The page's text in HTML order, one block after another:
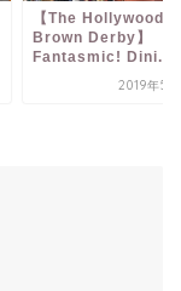
【The Hollywood
Brown Derby】
Fantasmic! Dini...
2019年5